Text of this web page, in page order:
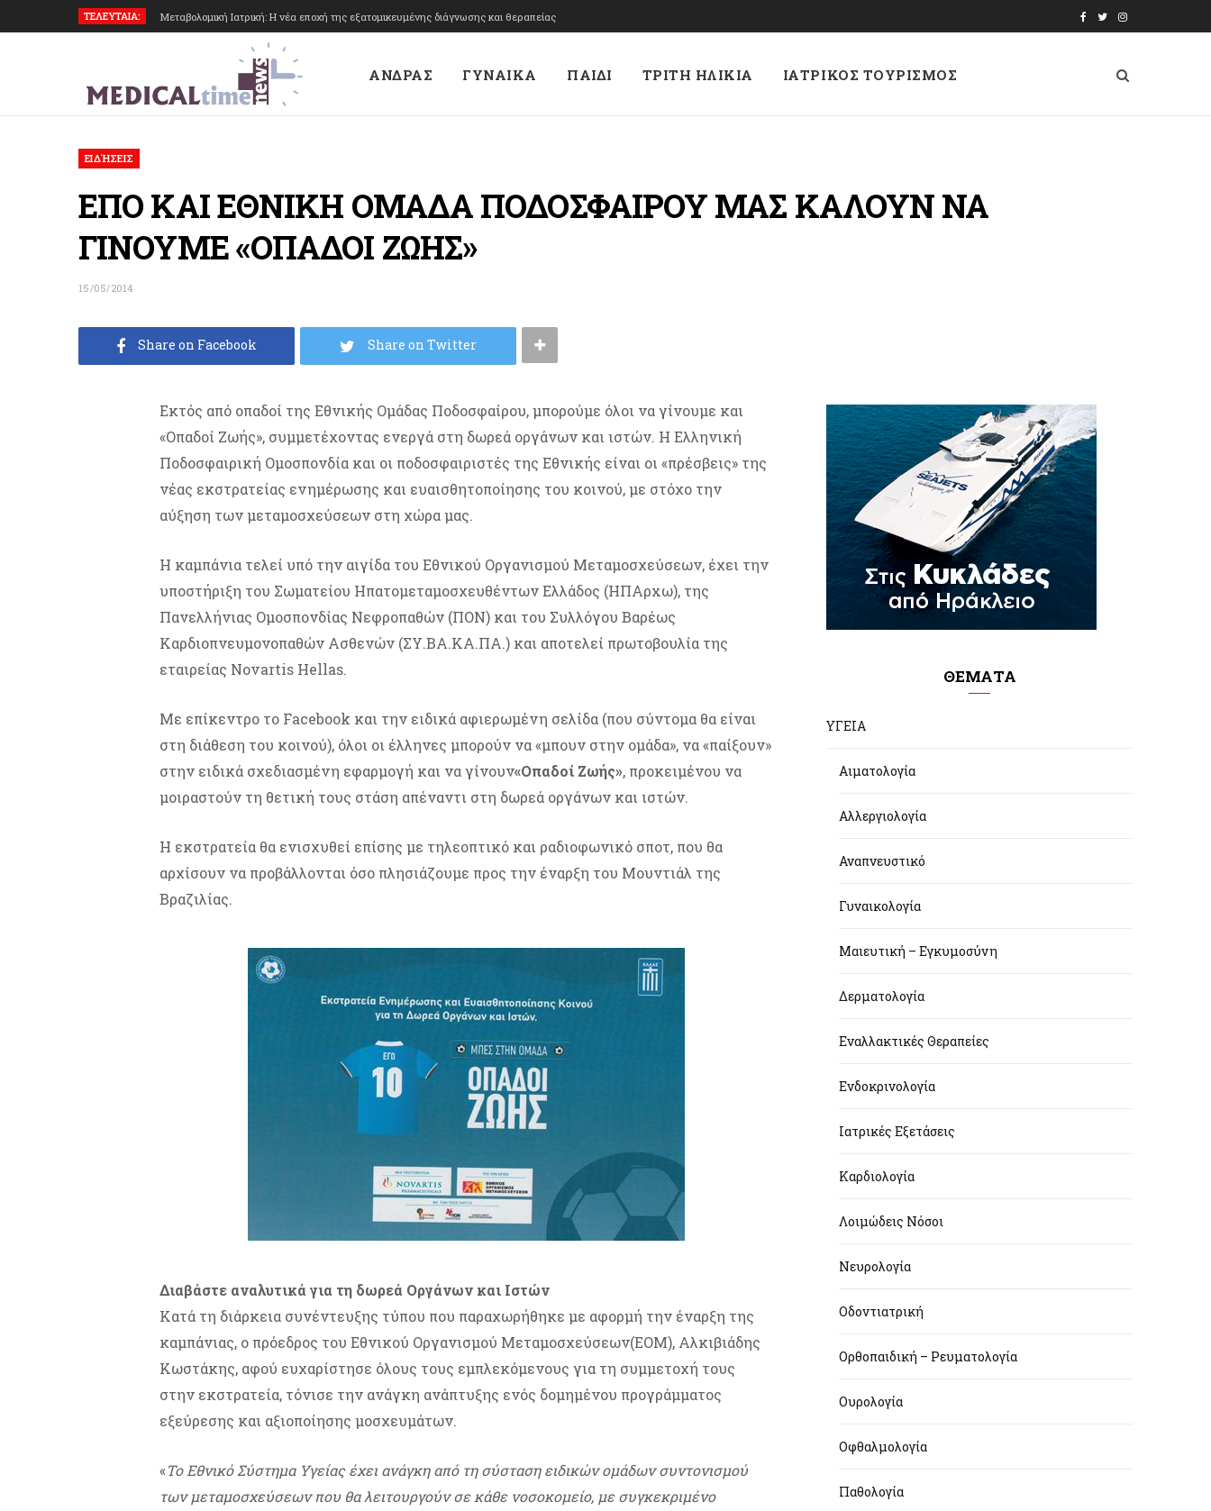
ΤΕΛΕΥΤΑΙΑ: Μεταβολομική Ιατρική: Η νέα εποχή της εξατομικευμένης διάγνωσης και θεραπείας
e
T
t
I
s
t
ΑΝΔΡΑΣ ΓΥΝΑΙΚΑ ΠΑΙΔΙ ΤΡΙΤΗ ΗΛΙΚΙΑ ΙΑΤΡΙΚΟΣ ΤΟΥΡΙΣΜΟΣ
ΕΙΔΉΣΕΙΣ
ΕΠΟ ΚΑΙ ΕΘΝΙΚΗ ΟΜΑΔΑ ΠΟΔΟΣΦΑΙΡΟΥ ΜΑΣ ΚΑΛΟΥΝ ΝΑ
ΓΙΝΟΥΜΕ «ΟΠΑΔΟΙ ΖΩΗΣ»
15/05/2014
Share on Facebook Share on Twitter
Εκτός από οπαδοί της Εθνικής Ομάδας Ποδοσφαίρου, μπορούμε όλοι να γίνουμε και
«Οπαδοί Ζωής», συμμετέχοντας ενεργά στη δωρεά οργάνων και ιστών. Η Ελληνική
Ποδοσφαιρική Ομοσπονδία και οι ποδοσφαιριστές της Εθνικής είναι οι «πρέσβεις» της
νέας εκστρατείας ενημέρωσης και ευαισθητοποίησης του κοινού, με στόχο την
αύξηση των μεταμοσχεύσεων στη χώρα μας.
Η καμπάνια τελεί υπό την αιγίδα του Εθνικού Οργανισμού Μεταμοσχεύσεων, έχει την
υποστήριξη του Σωματείου Ηπατομεταμοσχευθέντων Ελλάδος (ΗΠΑρxω), της
Πανελλήνιας Ομοσπονδίας Νεφροπαθών (ΠΟΝ) και του Συλλόγου Βαρέως
Καρδιοπνευμονοπαθών Ασθενών (ΣΥ.ΒΑ.ΚΑ.ΠΑ.) και αποτελεί πρωτοβουλία της
εταιρείας Novartis Hellas.
Με επίκεντρο το Facebook και την ειδικά αφιερωμένη σελίδα (που σύντομα θα είναι
στη διάθεση του κοινού), όλοι οι έλληνες μπορούν να «μπουν στην ομάδα», να «παίξουν»
στην ειδικά σχεδιασμένη εφαρμογή και να γίνουν«Οπαδοί Ζωής», προκειμένου να
μοιραστούν τη θετική τους στάση απέναντι στη δωρεά οργάνων και ιστών.
Η εκστρατεία θα ενισχυθεί επίσης με τηλεοπτικό και ραδιοφωνικό σποτ, που θα
αρχίσουν να προβάλλονται όσο πλησιάζουμε προς την έναρξη του Μουντιάλ της
Βραζιλίας.
Διαβάστε αναλυτικά για τη δωρεά Οργάνων και Ιστών
Κατά τη διάρκεια συνέντευξης τύπου που παραχωρήθηκε με αφορμή την έναρξη της
καμπάνιας, ο πρόεδρος του Εθνικού Οργανισμού Μεταμοσχεύσεων(ΕΟΜ), Αλκιβιάδης
Κωστάκης, αφού ευχαρίστησε όλους τους εμπλεκόμενους για τη συμμετοχή τους
στην εκστρατεία, τόνισε την ανάγκη ανάπτυξης ενός δομημένου προγράμματος
εξεύρεσης και αξιοποίησης μοσχευμάτων.
«Το Εθνικό Σύστημα Υγείας έχει ανάγκη από τη σύσταση ειδικών ομάδων συντονισμού
των μεταμοσχεύσεων που θα λειτουργούν σε κάθε νοσοκομείο, με συγκεκριμένο
ΘΕΜΑΤΑ
ΥΓΕΙΑ
Αιματολογία
Αλλεργιολογία
Αναπνευστικό
Γυναικολογία
Μαιευτική – Εγκυμοσύνη
Δερματολογία
Εναλλακτικές Θεραπείες
Ενδοκρινολογία
Ιατρικές Εξετάσεις
Καρδιολογία
Λοιμώδεις Νόσοι
Νευρολογία
Οδοντιατρική
Ορθοπαιδική – Ρευματολογία
Ουρολογία
Οφθαλμολογία
Παθολογία